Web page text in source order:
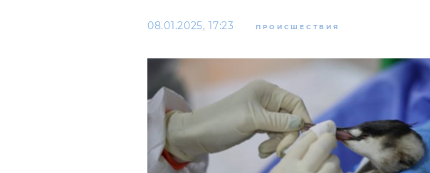
08.01.2025, 17:23 ПРОИСШЕСТВИЯ